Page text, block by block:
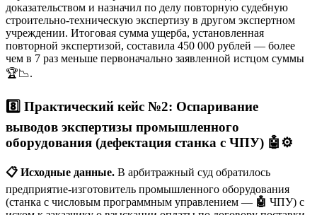
доказательством и назначил по делу повторную судебную
строительно-техническую экспертизу в другом экспертном
учреждении. Итоговая сумма ущерба, установленная
повторной экспертизой, составила 450 000 рублей — более
чем в 7 раз меньше первоначально заявленной истцом суммы
🏆📉.
8️⃣ Практический кейс №2: Оспаривание
выводов экспертизы промышленного
оборудования (дефектация станка с ЧПУ) 🤖⚙️
📋 Исходные данные. В арбитражный суд обратилось
предприятие-изготовитель промышленного оборудования
(станка с числовым программным управлением — 🤖 ЧПУ) с